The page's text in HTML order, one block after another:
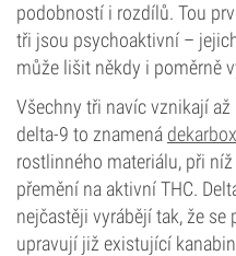
podobností i rozdílů. Tou
tři jsou psychoaktivní –
může lišit někdy i poměrně
Všechny tři navíc vznikají
delta-9 to znamená
rostlinného materiálu, při
přemění na aktivní THC.
nejčastěji vyrábějí tak, že
upravují již existující